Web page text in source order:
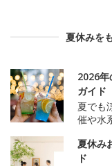
夏休みを
2026年
ガイド
夏でも
催や水
夏休み
ド